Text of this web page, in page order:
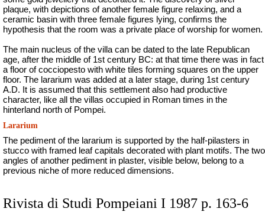
plaque, with depictions of another female figure relaxing, and a
ceramic basin with three female figures lying, confirms the
hypothesis that the room was a private place of worship for women.
The main nucleus of the villa can be dated to the late Republican
age, after the middle of 1st century BC: at that time there was in fact
a floor of cocciopesto with white tiles forming squares on the upper
floor. The lararium was added at a later stage, during 1st century
A.D. It is assumed that this settlement also had productive
character, like all the villas occupied in Roman times in the
hinterland north of Pompei.
Lararium
The pediment of the lararium is supported by the half-pilasters in
stucco with framed leaf capitals decorated with plant motifs. The two
angles of another pediment in plaster, visible below, belong to a
previous niche of more reduced dimensions.
Rivista di Studi Pompeiani I 1987 p. 163-6